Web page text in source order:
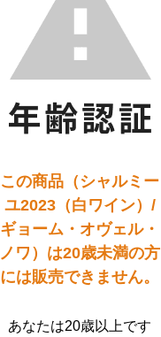
この商品（シャルミー
ユ2023（白ワイン）/
ギョーム・オヴェル・
ノワ）は20歳未満の方
には販売できません。
あなたは20歳以上です